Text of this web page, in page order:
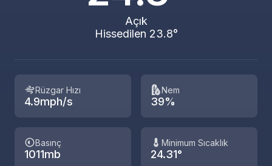
Açık
Hissedilen 23.8°
Rüzgar Hızı
4.9mph/s
Nem
39%
Basınç
1011mb
Minimum Sıcaklık
24.31°